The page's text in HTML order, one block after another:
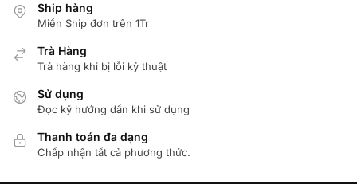
Ship hàng
Miển Ship đơn trên 1Tr
Trà Hàng
Trả hàng khi bị lỗi kỷ thuật
Sử dụng
Đọc kỹ hướng dẩn khi sử dụng
Thanh toán đa dạng
Chấp nhận tất cả phương thức.